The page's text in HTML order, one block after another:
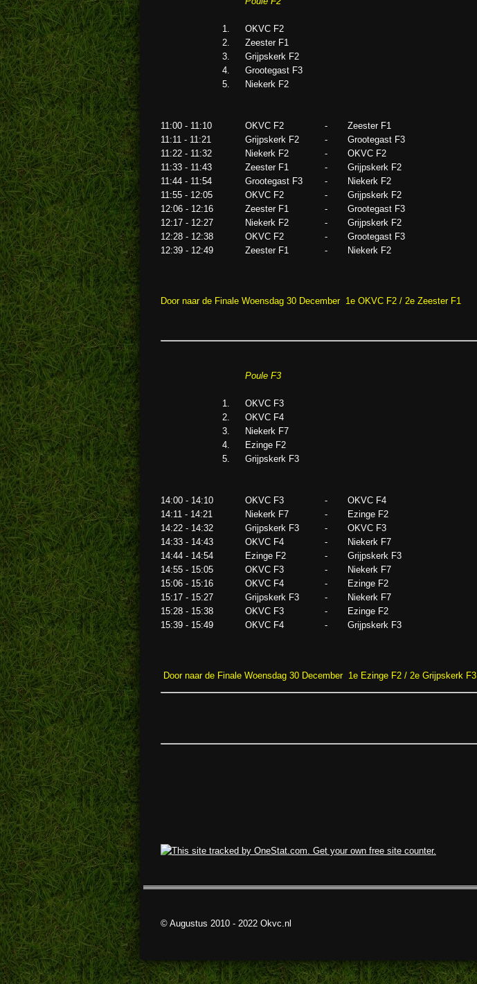
1.
OKVC F2
2.
Zeester F1
3.
Grijpskerk F2
4.
Grootegast F3
5.
Niekerk F2
11:00 - 11:10 OKVC F2 - Zeester F1
11:11 - 11:21
Grijpskerk F2 - Grootegast F3
11:22 - 11:32
Niekerk F2 - OKVC F2
11:33 - 11:43
Zeester F1 - Grijpskerk F2
11:44 - 11:54
Grootegast F3 - Niekerk F2
11:55 - 12:05
OKVC F2 - Grijpskerk F2
12:06 - 12:16
Zeester F1 - Grootegast F3
12:17 - 12:27
Niekerk F2 - Grijpskerk F2
12:28 - 12:38
OKVC F2 -
Grootegast F3
12:39 - 12:49
Zeester F1 - Niekerk F2
Door naar de Finale Woensdag 30 December 1e OKVC F2 / 2e Zeester F1
Poule F3
1
OKVC F3
2
OKVC F4
3
Niekerk F7
4
Ezinge F2
5
Grijpskerk F3
14:00 - 14:10 OKVC F3 - OKVC F4
14:11 - 14:21
Niekerk F7 - Ezinge F2
14:22 - 14:32
Grijpskerk F3 - OKVC F3
14:33 - 14:43
OKVC F4 - Niekerk F7
14:44 - 14:54
Ezinge F2 - Grijpskerk F3
14:55 - 15:05
OKVC F3 - Niekerk F7
15:06 - 15:16
OKVC F4 - Ezinge F2
15:17 - 15:27
Grijpskerk F3 - Niekerk F7
15:28 - 15:38
OKVC F3 - Ezinge F2
15:39 - 15:49
OKVC F4 - Grijpskerk F3
Door naar de Finale Woensdag 30 December 1e Ezinge F2 / 2e Grijpskerk F3
© Augustus 2010 - 2022 Okvc.nl